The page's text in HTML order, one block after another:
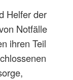
Helfer der
Notfälle
ihren Teil